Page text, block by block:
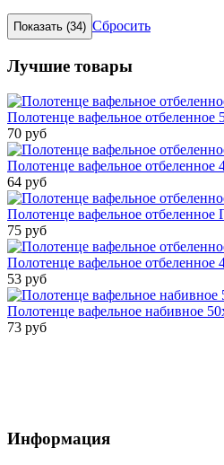
Сбросить
Лучшие товары
Полотенце вафельное отбеленное
70 руб
Полотенце вафельное отбеленное
64 руб
Полотенце вафельное
75 руб
Полотенце вафельное отбеленное
53 руб
Полотенце вафельное набивное
73 руб
Информация